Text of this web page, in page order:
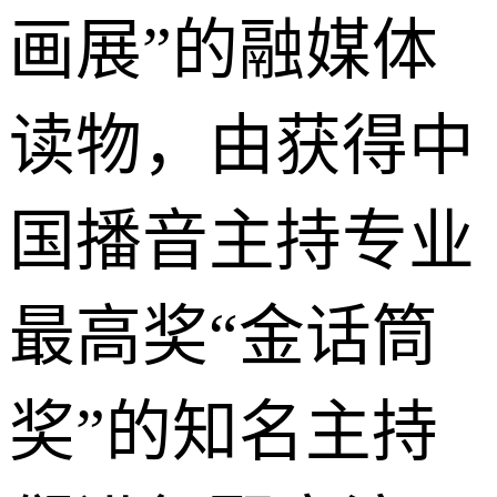
画展”的融媒体
读物，由获得中
国播音主持专业
最高奖“金话筒
奖”的知名主持